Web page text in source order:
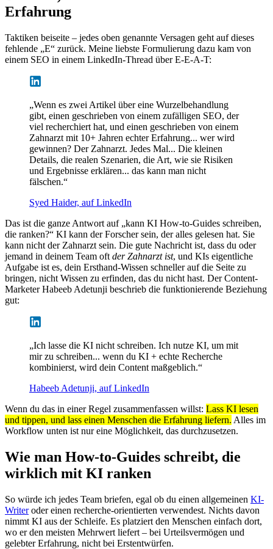
Erfahrung
Taktiken beiseite – jedes oben genannte Versagen geht auf dieses
fehlende „E“ zurück. Meine liebste Formulierung dazu kam von
einem SEO in einem LinkedIn-Thread über E-E-A-T:
„Wenn es zwei Artikel über eine Wurzelbehandlung
gibt, einen geschrieben von einem zufälligen SEO, der
viel recherchiert hat, und einen geschrieben von einem
Zahnarzt mit 10+ Jahren echter Erfahrung... wer wird
gewinnen? Der Zahnarzt. Jedes Mal... Die kleinen
Details, die realen Szenarien, die Art, wie sie Risiken
und Ergebnisse erklären... das kann man nicht
fälschen.“
Syed Haider, auf LinkedIn
Das ist die ganze Antwort auf „kann KI How-to-Guides schreiben,
die ranken?“ KI kann der Forscher sein, der alles gelesen hat. Sie
kann nicht der Zahnarzt sein. Die gute Nachricht ist, dass du oder
jemand in deinem Team oft der Zahnarzt ist, und KIs eigentliche
Aufgabe ist es, dein Ersthand-Wissen schneller auf die Seite zu
bringen, nicht Wissen zu erfinden, das du nicht hast. Der Content-
Marketer Habeeb Adetunji beschrieb die funktionierende Beziehung
gut:
„Ich lasse die KI nicht schreiben. Ich nutze KI, um mit
mir zu schreiben... wenn du KI + echte Recherche
kombinierst, wird dein Content maßgeblich.“
Habeeb Adetunji, auf LinkedIn
Wenn du das in einer Regel zusammenfassen willst: Lass KI lesen
und tippen, und lass einen Menschen die Erfahrung liefern. Alles im
Workflow unten ist nur eine Möglichkeit, das durchzusetzen.
Wie man How-to-Guides schreibt, die
wirklich mit KI ranken
So würde ich jedes Team briefen, egal ob du einen allgemeinen KI-
Writeroder einen recherche-orientierten verwendest. Nichts davon
nimmt KI aus der Schleife. Es platziert den Menschen einfach dort,
wo er den meisten Mehrwert liefert – bei Urteilsvermögen und
gelebter Erfahrung, nicht bei Erstentwürfen.